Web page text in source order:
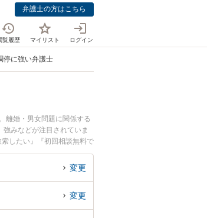
弁護士の方はこちら
覧履歴 マイリスト ログイン
停に強い弁護士
離婚・男女問題に関係する
みなどが注目されていま
したい』『初回相談無料で
変更
変更